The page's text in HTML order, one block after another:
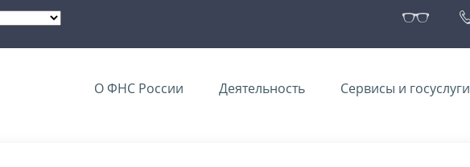
О ФНС России Деятельность Сервисы и госуслуги